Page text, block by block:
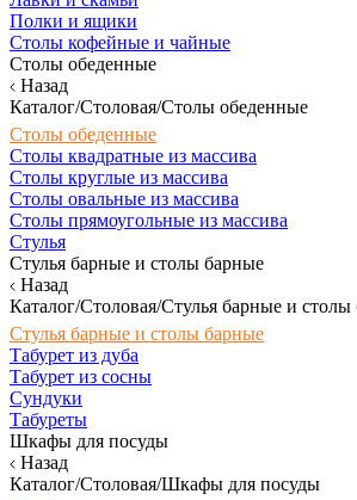
Полки и ящики
Столы кофейные и чайные
Столы обеденные
Назад
Каталог/Столовая/Столы обеденные
Столы обеденные
Столы квадратные из массива
Столы круглые из массива
Столы овальные из массива
Столы прямоугольные из массива
Стулья
Стулья барные и столы барные
Назад
Каталог/Столовая/Стулья барные и
Стулья барные и столы барные
Табурет из дуба
Табурет из сосны
Сундуки
Табуреты
Шкафы для посуды
Назад
Каталог/Столовая/Шкафы для посуды